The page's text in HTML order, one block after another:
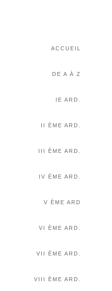
ACCUEIL
DE A À Z
IE ARD.
II ÈME ARD.
III ÈME ARD.
IV ÈME ARD.
V ÈME ARD
VI ÈME ARD.
VII ÈME ARD.
VIII ÈME ARD.